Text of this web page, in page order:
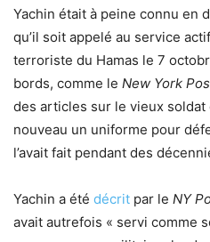
Yachin était à peine connu en
qu’il soit appelé au service
terroriste du Hamas le 7
bords, comme le New York
des articles sur le vieux soldat
nouveau un uniforme pour
l’avait fait pendant des
Yachin a été décrit par le NY
avait autrefois « servi comme